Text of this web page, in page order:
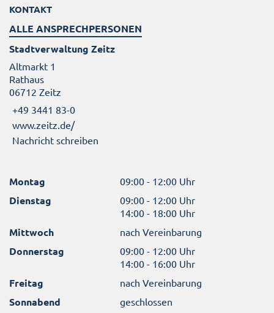
KONTAKT
ALLE ANSPRECHPERSONEN
Stadtverwaltung Zeitz
Altmarkt 1
Rathaus
06712 Zeitz
+49 3441 83-0
www.zeitz.de/
Nachricht schreiben
Montag 09:00 - 12:00 Uhr
Dienstag
09:00 - 12:00 Uhr
14:00 - 18:00 Uhr
Mittwoch nach Vereinbarung
Donnerstag
09:00 - 12:00 Uhr
14:00 - 16:00 Uhr
Freitag nach Vereinbarung
Sonnabend geschlossen